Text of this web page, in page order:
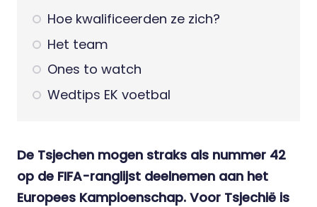
Hoe kwalificeerden ze zich?
Het team
Ones to watch
Wedtips EK voetbal
De Tsjechen mogen straks als nummer 42
op de FIFA-ranglijst deelnemen aan het
Europees Kampioenschap. Voor Tsjechië is